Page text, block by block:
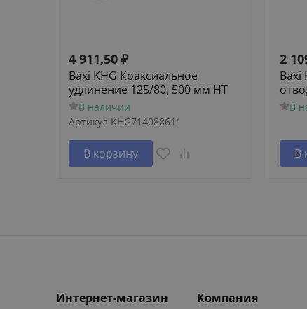
4 911,50 ₽
Baxi KHG Коаксиальное
удлинение 125/80, 500 мм HT
В наличии
Артикул KHG714088611
В корзину
2
Baxi
В
В
Интернет-магазин
Компания